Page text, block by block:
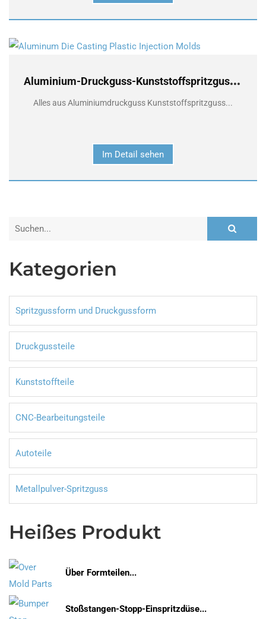
A
luminium-Druckguss-Kunststoffspritzgussformen
Alles aus Aluminiumdruckguss Kunststoffspritzguss...
Im Detail sehen
Kategorien
Spritzgussform und Druckgussform
Druckgussteile
Kunststoffteile
CNC-Bearbeitungsteile
Autoteile
Metallpulver-Spritzguss
Heißes Produkt
Über Formteilen...
Stoßstangen-Stopp-Einspritzdüse...